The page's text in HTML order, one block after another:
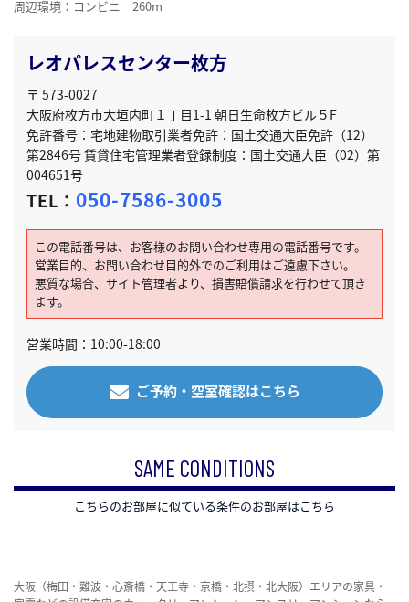
周辺環境：コンビニ 260m
レオパレスセンター枚方
〒 573-0027
大阪府枚方市大垣内町１丁目1-1 朝日生命枚方ビル５F
免許番号：宅地建物取引業者免許：国土交通大臣免許（12）
第2846号 賃貸住宅管理業者登録制度：国土交通大臣（02）第
004651号
TEL： 050-7586-3005
この電話番号は、お客様のお問い合わせ専用の電話番号です。
営業目的、お問い合わせ目的外でのご利用はご遠慮下さい。
悪質な場合、サイト管理者より、損害賠償請求を行わせて頂き
ます。
営業時間：10:00-18:00
ご予約・空室確認はこちら
SAME CONDITIONS
こちらのお部屋に似ている条件のお部屋はこちら
大阪（梅田・難波・心斎橋・天王寺・京橋・北摂・北大阪）エリアの家具・